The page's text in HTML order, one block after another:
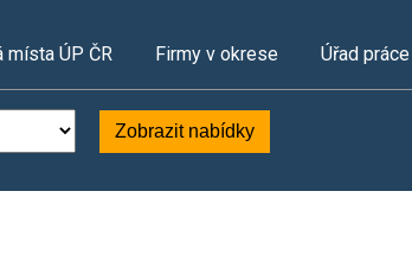
místa ÚP ČR Firmy v okrese Úřad práce
Zobrazit nabídky